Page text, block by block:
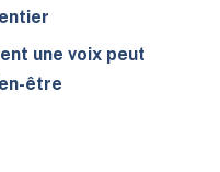
une voix peut
être